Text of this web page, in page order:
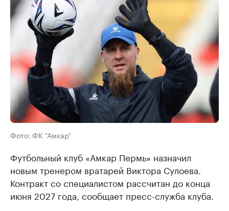
Фото: ФК "Амкар"
Футбольный клуб «Амкар Пермь» назначил
новым тренером вратарей Виктора Сулоева.
Контракт со специалистом рассчитан до конца
июня 2027 года, сообщает пресс-служба клуба.